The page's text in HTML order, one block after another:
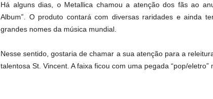
Há alguns dias, o Metallica chamou a atenção dos fãs ao
Album”. O produto contará com diversas raridades e ainda
grandes nomes da música mundial.
Nesse sentido, gostaria de chamar a sua atenção para a
talentosa St. Vincent. A faixa ficou com uma pegada “pop/